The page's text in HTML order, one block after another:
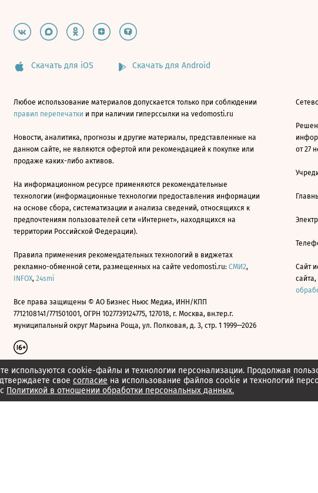
используются cookie-файлы и технологии персонализации. Продолжая
свое согласие на использование файлов cookie и технологий
Политикой в отношении обработки персональных данных.
Скачать для iOS Скачать для Android
Любое использование материалов допускается только при соблюдении
правил перепечатки и при наличии гиперссылки на vedomosti.ru
Новости, аналитика, прогнозы и другие материалы, представленные на
данном сайте, не являются офертой или рекомендацией к покупке или
продаже каких-либо активов.
На информационном ресурсе применяются рекомендательные
технологии (информационные технологии предоставления информации
на основе сбора, систематизации и анализа сведений, относящихся к
предпочтениям пользователей сети «Интернет», находящихся на
территории Российской Федерации).
Правила применения рекомендательных технологий в виджетах
рекламно-обменной сети, размещенных на сайте vedomosti.ru: СМИ2,
INFOX, 24smi
Все права защищены © АО Бизнес Ньюс Медиа, ИНН/КПП
7712108141/771501001, ОГРН 1027739124775, 127018, г. Москва, вн.тер.г.
муниципальный округ Марьина Роща, ул. Полковая, д. 3, стр. 1 1999—2026
от 27
Сайт